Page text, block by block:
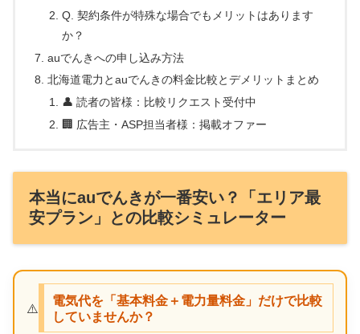
Q. 契約条件が特殊な場合でもメリットはあります
か？
auでんきへの申し込み方法
北海道電力とauでんきの料金比較とデメリットまとめ
👤 読者の皆様：比較リクエスト受付中
🏢 広告主・ASP担当者様：掲載オファー
本当にauでんきが一番安い？「エリア最
安プラン」との比較シミュレーター
⚠️
電気代を「基本料金＋電力量料金」だけで比較
していませんか？